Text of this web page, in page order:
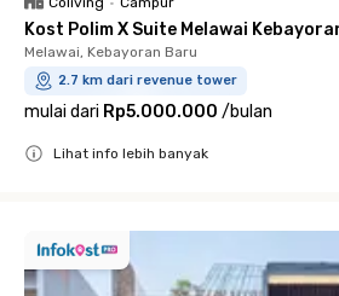
Kost Polim X Suite Melawai
Melawai, Kebayoran Baru
2.7 km dari revenue tower
mulai dari Rp5.000.000 /bulan
Lihat info lebih banyak